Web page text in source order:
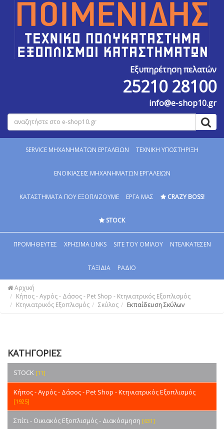
Εξυπηρέτηση πελατών
25210 28100
info@e-shop10.gr
SERVICE MΗΧΑΝΗΜΑΤΩΝ ΕΡΓΑΛΕΙΩΝ ΤΕΧΝΙΚΗ ΥΠΟΣΤΗΡΙΞΗ
ΕΝΟΙΚΙΑΣΕΙΣ ΜΗΧΑΝΗΜΑΤΩΝ ΕΡΓΑΛΕΙΩΝ
ΚΑΤΑΣΤΗΜΑΤΑ ΠΟΥ ΕΞΟΠΛΙΖΟΥΜΕ ΕΡΓΑ ΜΑΣ CRAZY BOSS!
STOCK
ΠΡΟΜΗΘΕΥΤΕΣ ΧΡΗΣΙΜΑ LINKS SITE ΤΟΥ ΟΜΙΛΟΥ ΝΤΕΛΙΚΑΤΕΣΕΝ
ΤΑΞΙΔΙΑ ΡΑΔΙΟ
Αρχική
Κήπος - Αγρός - Δάσος - Pet Shop - Κτηνιατρικός Εξοπλισμός
Κτηνιατρικός Εξοπλισμός
Σκύλος Εκπαίδευση Σκύλων
ΚΑΤΗΓΟΡΙΕΣ
STOCK [11]
Κήπος - Αγρός - Δάσος - Pet Shop - Κτηνιατρικός Εξοπλισμός
[1925]
Σπίτι - Οικιακός Εξοπλισμός - Διακόσμηση [631]